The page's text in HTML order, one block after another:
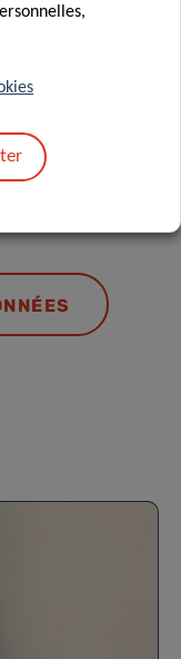
des données